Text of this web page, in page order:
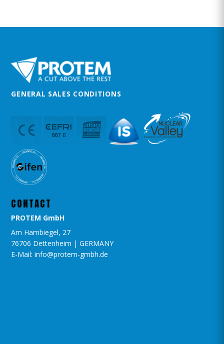
GENERAL SALES CONDITIONS
CONTACT
PROTEM GmbH
Am Hambiegel, 27
76706 Dettenheim | GERMANY
E-Mail: info@protem-gmbh.de